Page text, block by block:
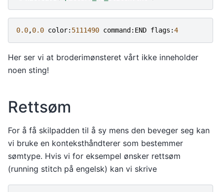
0.0,0.0 color: 5111490 command: END flags :4
Her ser vi at broderimønsteret vårt ikke inneholder
noen sting!
Rettsøm
For å få skilpadden til å sy mens den beveger seg kan
vi bruke en konteksthåndterer som bestemmer
sømtype. Hvis vi for eksempel ønsker rettsøm
(running stitch på engelsk) kan vi skrive